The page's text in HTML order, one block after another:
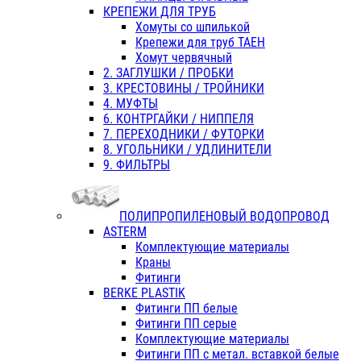
КРЕПЕЖИ ДЛЯ ТРУБ
Хомуты со шпилькой
Крепежи для труб ТАЕН
Хомут червячный
2. ЗАГЛУШКИ / ПРОБКИ
3. КРЕСТОВИНЫ / ТРОЙНИКИ
4. МУФТЫ
6. КОНТРГАЙКИ / НИППЕЛЯ
7. ПЕРЕХОДНИКИ / ФУТОРКИ
8. УГОЛЬНИКИ / УДЛИНИТЕЛИ
9. ФИЛЬТРЫ
ПОЛИПРОПИЛЕНОВЫЙ ВОДОПРОВОД
ASTERM
Комплектующие материалы
Краны
Фитинги
BERKE PLASTIK
Фитинги ПП белые
Фитинги ПП серые
Комплектующие материалы
Фитинги ПП с метал. вставкой белые